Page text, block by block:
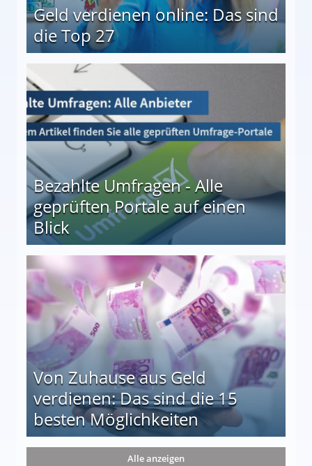
Geld verdienen online: Das sind
die Top 27
Bezahlte Umfragen - Alle
geprüften Portale auf einen
Blick
auf einen Blick
Von Zuhause aus Geld
verdienen: Das sind die 15
besten Möglichkeiten
die 15 besten Möglichkeiten
Alle anzeigen